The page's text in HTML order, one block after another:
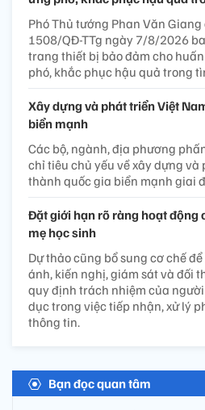
Phó Thủ tướng Phan Văn
1508/QĐ-TTg ngày 7/8/2026
trang thiết bị bảo đảm cho
phó, khắc phục hậu quả trong
Xây dựng và phát triển Việt
biển mạnh
Các bộ, ngành, địa phương
chỉ tiêu chủ yếu về xây dựng
thành quốc gia biển mạnh giai
Đặt giới hạn rõ ràng hoạt động
mẹ học sinh
Dự thảo cũng bổ sung cơ chế
ánh, kiến nghị, giám sát và đối
quy định trách nhiệm của
dục trong việc tiếp nhận, xử lý
thông tin.
Bạn đọc quan tâm